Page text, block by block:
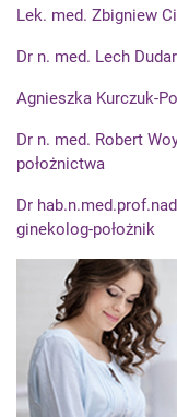
Lek. med. Zbigniew
Dr n. med. Lech
Agnieszka Kurczuk-
Dr n. med. Robert
położnictwa
Dr
ginekolog-położnik